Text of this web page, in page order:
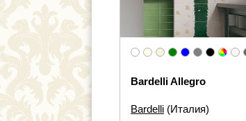
Bardelli Allegro
Размеры:20×60, 20×20
Bardelli (Италия)